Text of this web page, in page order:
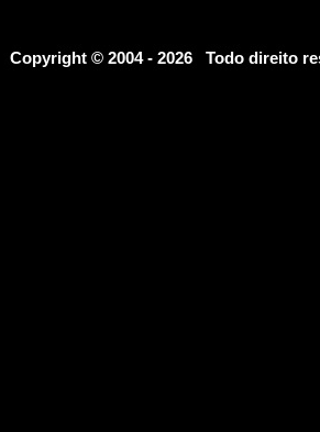
Copyright © 2004 - 2026 Todo direito